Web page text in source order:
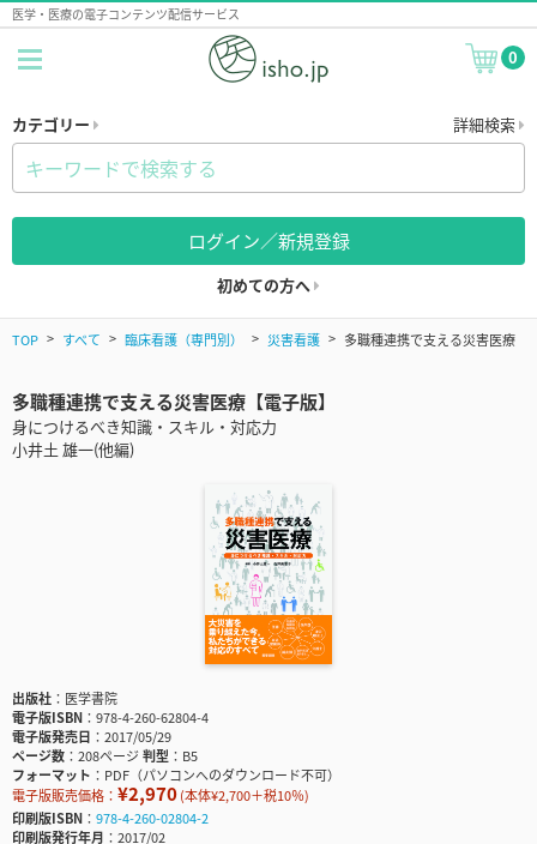
医学・医療の電子コンテンツ配信サービス
0
カテゴリー 詳細検索
ログイン／新規登録
初めての方へ
TOP すべて 臨床看護（専門別） 災害看護 多職種連携で支える災害医療
多職種連携で支える災害医療【電子版】
身につけるべき知識・スキル・対応力
小井土 雄一(他編)
出版社
医学書院
電子版ISBN
978-4-260-62804-4
電子版発売日
2017/05/29
ページ数
208ページ判型
B5
フォーマット
PDF（パソコンへのダウンロード不可）
電子版販売価格： ¥2,970(本体¥2,700＋税10％)
印刷版ISBN
978-4-260-02804-2
印刷版発行年月
2017/02